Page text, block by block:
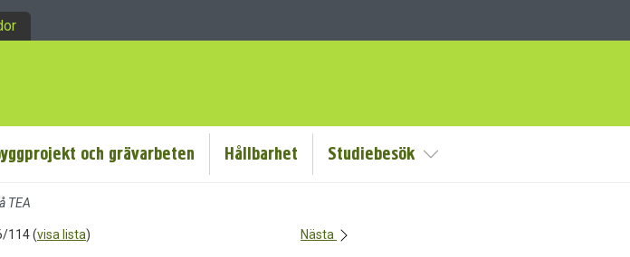
och grävarbeten Hållbarhet Studiebesök Visa/Göm undermeny
TEA
114 (visa lista) Nästa